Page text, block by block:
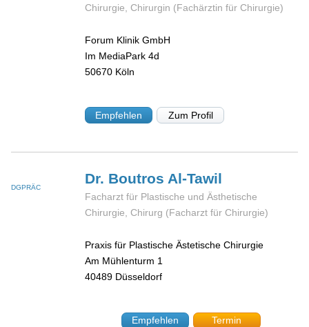
Chirurgie, Chirurgin (Fachärztin für Chirurgie)
Forum Klinik GmbH
Im MediaPark 4d
50670 Köln
Empfehlen Zum Profil
DGPRÄC
Dr. Boutros Al-Tawil
Facharzt für Plastische und Ästhetische
Chirurgie, Chirurg (Facharzt für Chirurgie)
Praxis für Plastische Ästetische Chirurgie
Am Mühlenturm 1
40489 Düsseldorf
Empfehlen
Termin